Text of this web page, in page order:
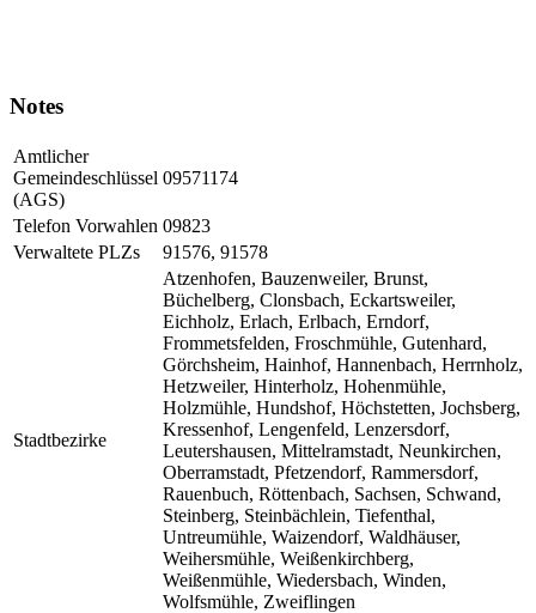
Notes
Amtlicher
Gemeindeschlüssel
(AGS)
09571174
Telefon Vorwahlen 09823
Verwaltete PLZs
91576, 91578
Stadtbezirke
Atzenhofen, Bauzenweiler, Brunst,
Büchelberg, Clonsbach, Eckartsweiler,
Eichholz, Erlach, Erlbach, Erndorf,
Frommetsfelden, Froschmühle, Gutenhard,
Görchsheim, Hainhof, Hannenbach, Herrnholz,
Hetzweiler, Hinterholz, Hohenmühle,
Holzmühle, Hundshof, Höchstetten, Jochsberg,
Kressenhof, Lengenfeld, Lenzersdorf,
Leutershausen, Mittelramstadt, Neunkirchen,
Oberramstadt, Pfetzendorf, Rammersdorf,
Rauenbuch, Röttenbach, Sachsen, Schwand,
Steinberg, Steinbächlein, Tiefenthal,
Untreumühle, Waizendorf, Waldhäuser,
Weihersmühle, Weißenkirchberg,
Weißenmühle, Wiedersbach, Winden,
Wolfsmühle, Zweiflingen